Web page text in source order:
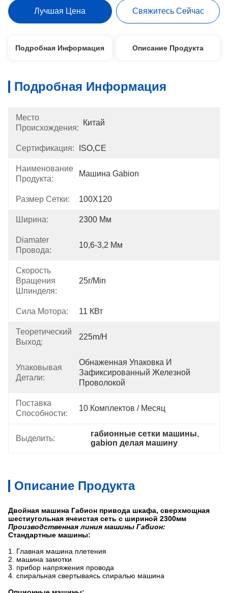
Лучшая Цена Свяжитесь Сейчас
Подробная Информация Описание Продукта
Подробная Информация
Место
Происхождения:
Китай
Сертификация: ISO,CE
Наименование
Продукта:
Машина Gabion
Размер Сетки: 100X120
Ширина: 2300 Мм
Diamater
Провода:
10,6-3,2 Мм
Скорость
Вращения
Шпинделя:
25r/min
Сила Мотора: 11 КВт
Теоретический
Выход:
225m/h
Упаковывая
Детали:
Обнаженная Упаковка И
Зафиксированный Железной
Проволокой
Поставка
Способности:
10 Комплектов / Месяц
Выделить:
габионные сетки машины,
gabion делая машину
Описание Продукта
Двойная машина Габион привода шкафа, сверхмощная
шестиугольная ячеистая сеть с шириной 2300мм
Производственная линия машины Габион:
Стандартные машины:
1. Главная машина плетения
2. машина замотки
3. прибор напряжения провода
4. спиральная свертываясь спиралью машина